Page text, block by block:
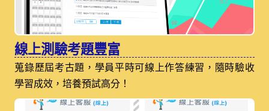
線上測驗考題豐富
蒐錄歷屆考古題，學員平時可線上作答練習，隨時驗收
學習成效，培養預試高分！